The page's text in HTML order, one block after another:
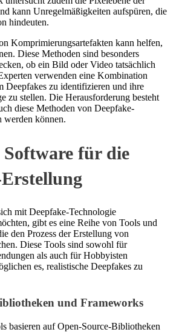
kann Unregelmäßigkeiten aufspüren, die
hindeuten.
Komprimierungsartefakten kann helfen,
Diese Methoden sind besonders
ob ein Bild oder Video tatsächlich
verwenden eine Kombination
Deepfakes zu identifizieren und ihre
zu stellen. Die Herausforderung besteht
diese Methoden von Deepfake-
werden können.
Software für die
mit Deepfake-Technologie
gibt es eine Reihe von Tools und
den Prozess der Erstellung von
Diese Tools sind sowohl für
als auch für Hobbyisten
es, realistische Deepfakes zu
und Frameworks
basieren auf Open-Source-Bibliotheken